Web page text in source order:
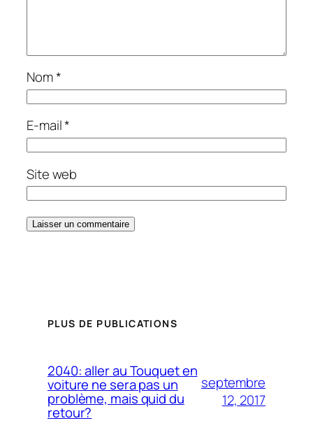
Nom*
E-mail*
Site web
PLUS DE PUBLICATIONS
2040: aller au Touquet en
voiture ne sera pas un
problème, mais quid du
retour?
septembre
12, 2017